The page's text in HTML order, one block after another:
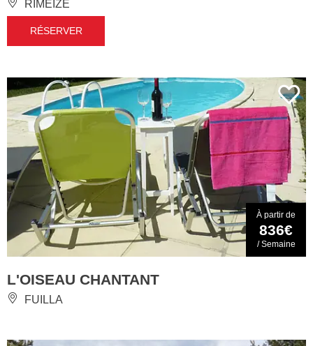
RIMEIZE
RÉSERVER
À partir de
836€
/ Semaine
L'OISEAU CHANTANT
FUILLA